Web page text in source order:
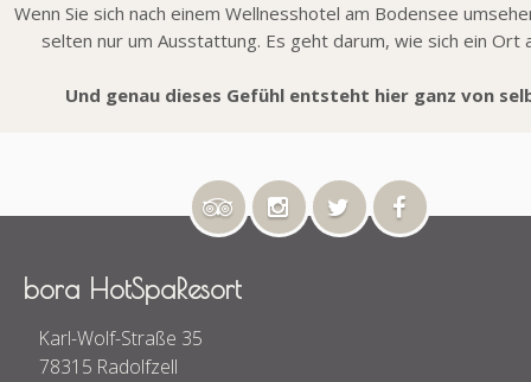
Wenn Sie sich nach einem Wellnesshotel am Bodensee
selten nur um Ausstattung. Es geht darum, wie sich ein Ort
Und genau dieses Gefühl entsteht hier ganz von
bora HotSpaResort
Karl-Wolf-Straße 35
78315 Radolfzell